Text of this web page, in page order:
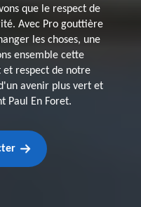
que le respect de
Avec Pro gouttière
les choses, une
ensemble cette
respect de notre
avenir plus vert et
Paul En Foret.